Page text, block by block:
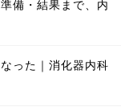
備・結果まで、内
った｜消化器内科